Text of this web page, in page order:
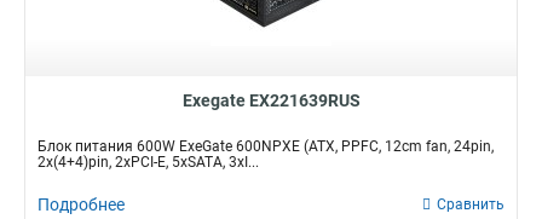
Exegate EX221639RUS
Блок питания 600W ExeGate 600NPXE (ATX, PPFC, 12cm fan, 24pin,
2x(4+4)pin, 2xPCI-E, 5xSATA, 3xI...
Подробнее Сравнить